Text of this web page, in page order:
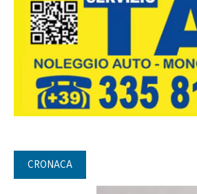
CRONACA